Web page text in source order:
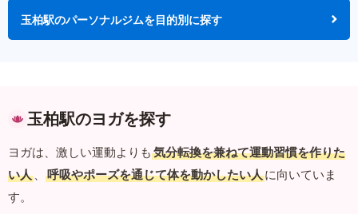
玉柏駅のパーソナルジムを目的別に探す
玉柏駅のヨガを探す
ヨガは、激しい運動よりも 気分転換を兼ねて運動習慣を作りた
い人 、 呼吸やポーズを通じて体を動かしたい人に向いていま
す。